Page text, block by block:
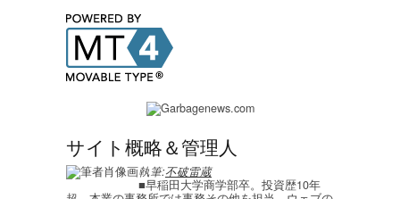
サイト概略＆管理人
執筆:不破雷蔵
■早稲田大学商学部卒。投資歴10年